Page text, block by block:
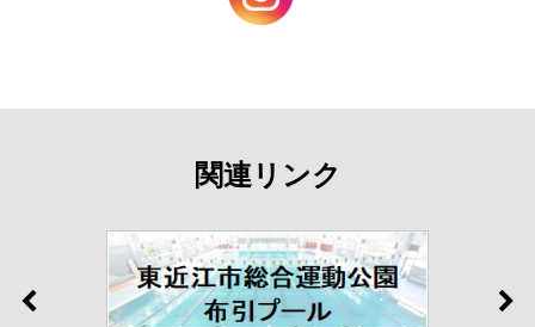
関連リンク